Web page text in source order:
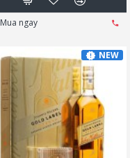
Mua ngay
NEW